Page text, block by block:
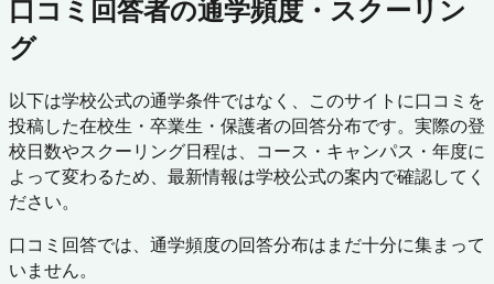
口コミ回答者の通学頻度・スクーリン
グ
以下は学校公式の通学条件ではなく、このサイトに口コミを
投稿した在校生・卒業生・保護者の回答分布です。実際の登
校日数やスクーリング日程は、コース・キャンパス・年度に
よって変わるため、最新情報は学校公式の案内で確認してく
ださい。
口コミ回答では、通学頻度の回答分布はまだ十分に集まって
いません。